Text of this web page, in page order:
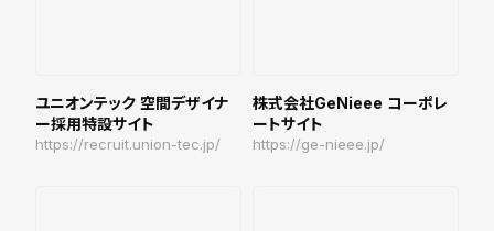
ユニオンテック 空間デザイナ
ー採用特設サイト
https://recruit.union-tec.jp/
株式会社GeNieee コーポレ
ートサイト
https://ge-nieee.jp/